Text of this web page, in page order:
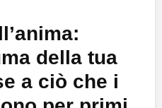
della tua
a ciò che i